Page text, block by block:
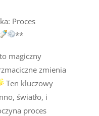
Proces
**
magiczny
zmienia
Ten kluczowy
światło, i
proces